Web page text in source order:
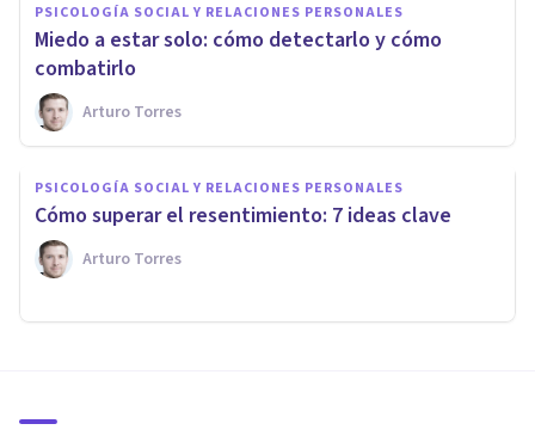
PSICOLOGÍA SOCIAL Y RELACIONES PERSONALES
Miedo a estar solo: cómo detectarlo y cómo
combatirlo
Arturo Torres
PSICOLOGÍA SOCIAL Y RELACIONES PERSONALES
Cómo superar el resentimiento: 7 ideas clave
Arturo Torres